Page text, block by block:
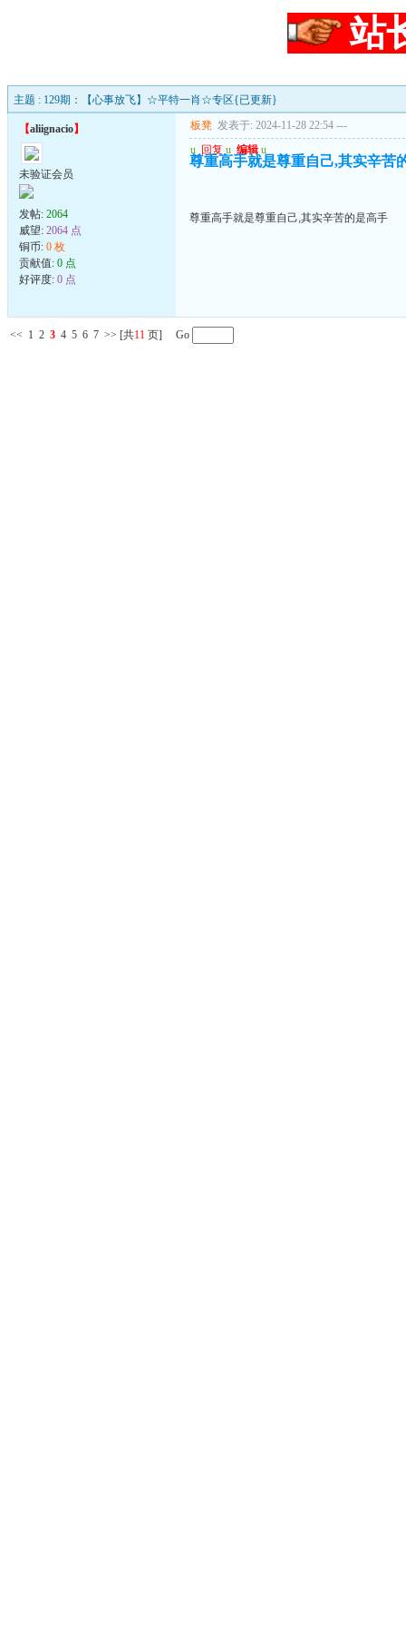
站
主题 : 129期：【心事放飞】☆平特一肖☆专区{已更新}
【aliignacio】
未验证会员
发帖: 2064
威望: 2064 点
铜币: 0 枚
贡献值: 0 点
好评度: 0 点
板凳 发表于: 2024-11-28 22:54 ---
u 回复 u 编辑 u
尊重高手就是尊重自己,其实辛苦
尊重高手就是尊重自己,其实辛苦的是高手
<< 1 2 3 4 5 6 7 >> [共11 页] Go